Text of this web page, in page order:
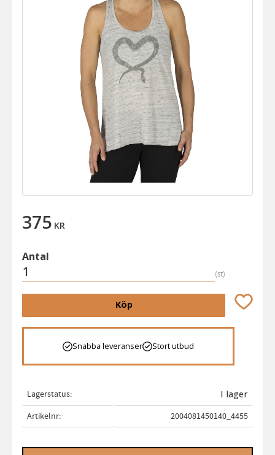
375 KR
Antal
st
Köp Lägg till
Snabba leveranser Stort utbud
Lagerstatus
I lager
Artikelnr
2004081450140_4455